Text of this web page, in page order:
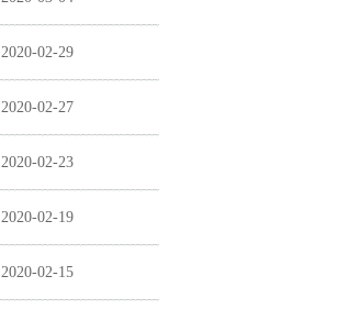
2020-02-29
2020-02-27
2020-02-23
2020-02-19
2020-02-15